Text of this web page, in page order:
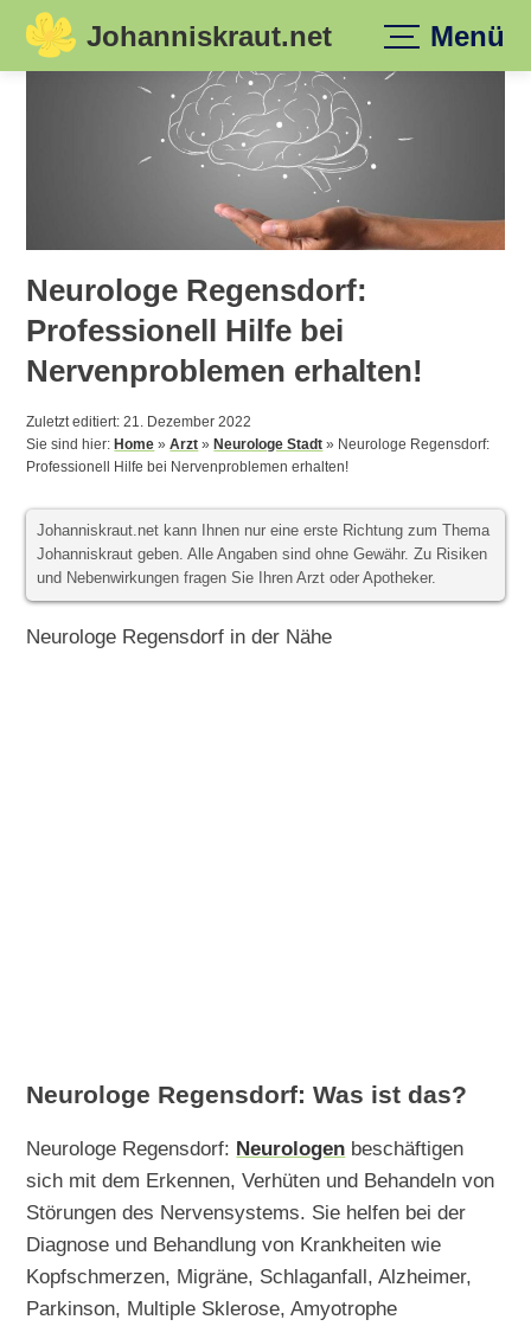
Skip
Johanniskraut.net Menü
Neurologe Regensdorf:
Professionell Hilfe bei
Nervenproblemen erhalten!
Zuletzt editiert: 21. Dezember 2022
Sie sind hier:Home »Arzt »Neurologe Stadt » Neurologe Regensdorf:
Professionell Hilfe bei Nervenproblemen erhalten!
Johanniskraut.net kann Ihnen nur eine erste Richtung zum Thema
Johanniskraut geben. Alle Angaben sind ohne Gewähr. Zu Risiken
und Nebenwirkungen fragen Sie Ihren Arzt oder Apotheker.
Neurologe Regensdorf in der Nähe
Neurologe Regensdorf: Was ist das?
Neurologe Regensdorf: Neurologen beschäftigen
sich mit dem Erkennen, Verhüten und Behandeln von
Störungen des Nervensystems. Sie helfen bei der
Diagnose und Behandlung von Krankheiten wie
Kopfschmerzen, Migräne, Schlaganfall, Alzheimer,
Parkinson, Multiple Sklerose, Amyotrophe